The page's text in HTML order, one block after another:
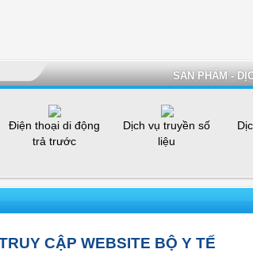
SẢN PHẨM -
Điện thoại di động
trả trước
Dịch vụ truyền số
liệu
CẬP WEBSITE BỘ Y TẾ